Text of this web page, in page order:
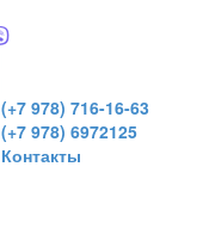
(+7 978) 716-16-63
(+7 978) 6972125
Контакты